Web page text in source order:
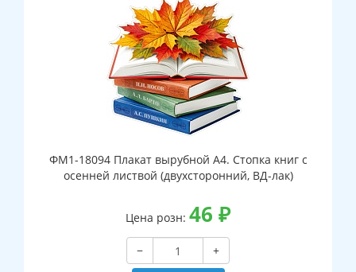
ФМ1-18094 Плакат вырубной А4. Стопка книг с
осенней листвой (двухсторонний, ВД-лак)
Цена розн: 46 ₽
−
+